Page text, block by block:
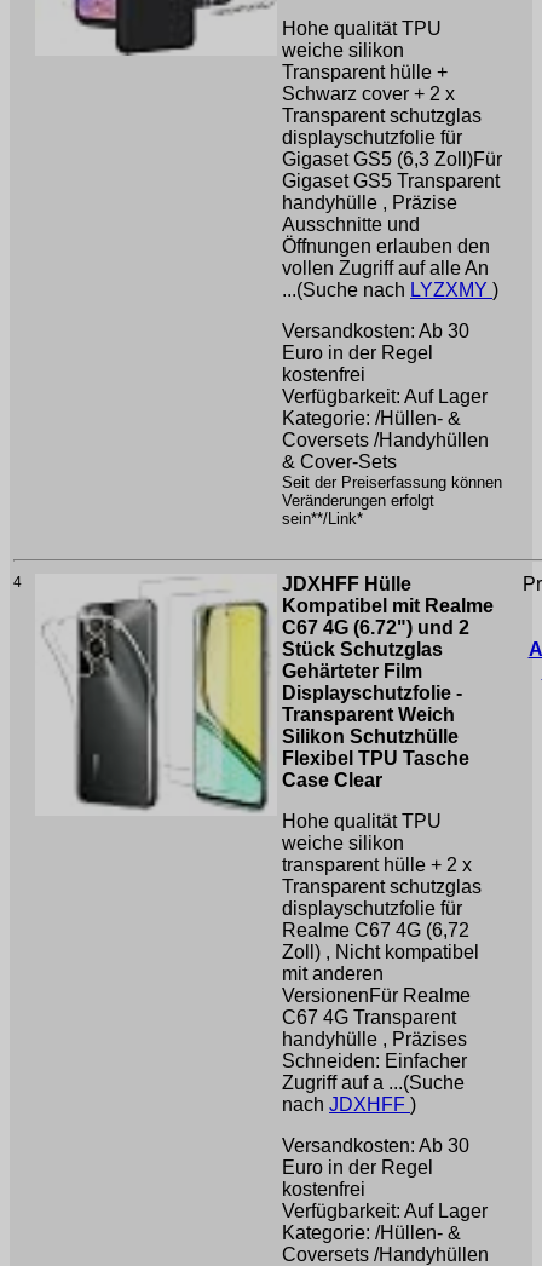
Hohe qualität TPU
weiche silikon
Transparent hülle +
Schwarz cover + 2 x
Transparent schutzglas
displayschutzfolie für
Gigaset GS5 (6,3 Zoll)Für
Gigaset GS5 Transparent
handyhülle , Präzise
Ausschnitte und
Öffnungen erlauben den
vollen Zugriff auf alle An
...(Suche nach LYZXMY )
Versandkosten: Ab 30
Euro in der Regel
kostenfrei
Verfügbarkeit: Auf Lager
Kategorie: /Hüllen- &
Coversets /Handyhüllen
& Cover-Sets
Seit der Preiserfassung können
Veränderungen erfolgt
sein**/Link*
4
JDXHFF Hülle
Kompatibel mit Realme
C67 4G (6.72") und 2
Stück Schutzglas
Gehärteter Film
Displayschutzfolie -
Transparent Weich
Silikon Schutzhülle
Flexibel TPU Tasche
Case Clear
Hohe qualität TPU
weiche silikon
transparent hülle + 2 x
Transparent schutzglas
displayschutzfolie für
Realme C67 4G (6,72
Zoll) , Nicht kompatibel
mit anderen
VersionenFür Realme
C67 4G Transparent
handyhülle , Präzises
Schneiden: Einfacher
Zugriff auf a ...(Suche
nach JDXHFF )
Versandkosten: Ab 30
Euro in der Regel
kostenfrei
Verfügbarkeit: Auf Lager
Kategorie: /Hüllen- &
Coversets /Handyhüllen